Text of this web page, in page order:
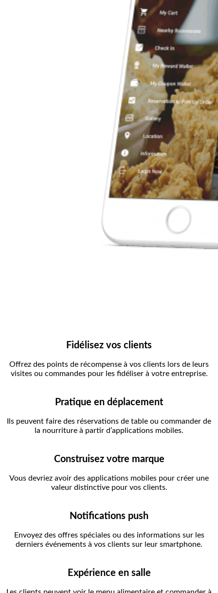
Fidélisez vos clients
Offrez des points de récompense à vos clients lors de leurs
visites ou commandes pour les fidéliser à votre entreprise.
Pratique en déplacement
Ils peuvent faire des réservations de table ou commander de
la nourriture à partir d’applications mobiles.
Construisez votre marque
Vous devriez avoir des applications mobiles pour créer une
valeur distinctive pour vos clients.
Notifications push
Envoyez des offres spéciales ou des informations sur les
derniers événements à vos clients sur leur smartphone.
Expérience en salle